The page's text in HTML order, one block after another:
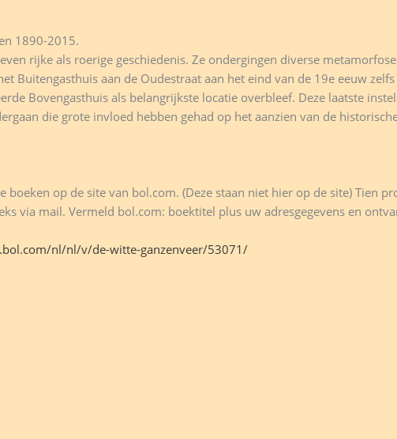
1890-2015.
rijke als roerige geschiedenis. Ze ondergingen diverse
Buitengasthuis aan de Oudestraat aan het eind van de 19e eeuw
Bovengasthuis als belangrijkste locatie overbleef. Deze laatste
die grote invloed hebben gehad op het aanzien van de
op de site van bol.com. (Deze staan niet hier op de site) Tien
via mail. Vermeld bol.com: boektitel plus uw adresgegevens en
nl/nl/v/de-witte-ganzenveer/53071/